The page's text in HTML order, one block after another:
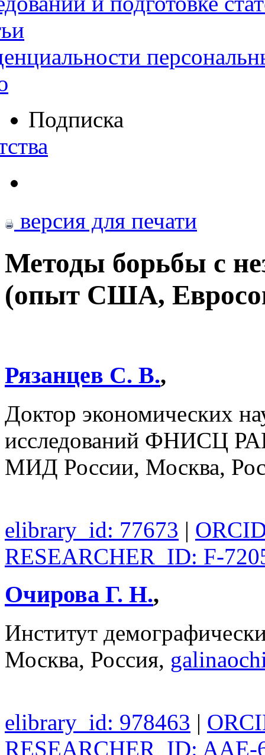
Подписка
версия для печати
Методы борьбы с
(опыт США,
Рязанцев С. В.,
Доктор экономических
исследований ФНИСЦ
МИД России, Москва,
elibrary_id: 77673 |
RESEARCHER_ID: F-
Очирова Г. Н.,
Институт
Москва, Россия,
elibrary_id: 978463 |
RESEARCHER_ID: AAE-